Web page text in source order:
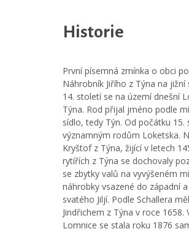
Historie
První písemná zmínka o obci
Náhrobník Jiřího z Týna na
14. století se na území dnešní
Týna. Rod přijal jméno podle
sídlo, tedy Týn. Od počátku
významným rodům Loketska.
Kryštof z Týna, žijící v letech
rytířích z Týna se dochovaly
se zbytky valů na vyvýšeném
náhrobky vsazené do západní
svatého Jiljí. Podle Schallera
Jindřichem z Týna v roce
Lomnice se stala roku 1876